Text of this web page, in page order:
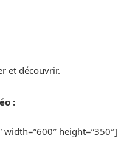
et découvrir.
:
height=”350″]